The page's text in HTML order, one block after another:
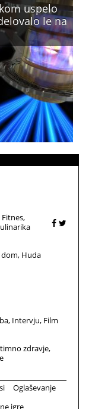
uspelo
le na
Fitnes
Huda
Intervju Film
zdravje
Oglaševanje
igre